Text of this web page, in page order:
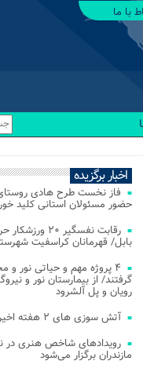
با ما
اخبار برگزیده
فاز نخست طرح هادی
حضور مسئولان استانی کلید
بابل/ قهرمانان کراسفیت
۴ پروژه مهم و حیاتی نور و
گرفتند/ از بیمارستان نور و
رویان و پل آلشرود
آتش‌ سوزی‌ های ۲ هفته اخیر میانکاله عمدی بود
مازندران برگزار می‌شود